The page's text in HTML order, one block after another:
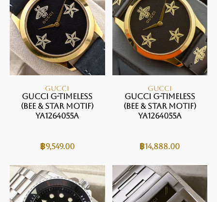
GUCCI
Gucci G-Timeless
(Bee & Star Motif)
Ya1264055A
฿9,549.00
GUCCI
Gucci G-Timeless
(Bee & Star Motif)
Ya1264055A
฿14,888.00